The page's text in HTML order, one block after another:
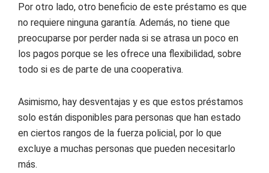
Por otro lado, otro beneficio de este préstamo es que
no requiere ninguna garantía. Además, no tiene que
preocuparse por perder nada si se atrasa un poco en
los pagos porque se les ofrece una flexibilidad, sobre
todo si es de parte de una cooperativa.
Asimismo, hay desventajas y es que estos préstamos
solo están disponibles para personas que han estado
en ciertos rangos de la fuerza policial, por lo que
excluye a muchas personas que pueden necesitarlo
más.